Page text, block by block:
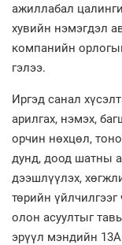
ажиллабал
хувийн нэмэгдэл
компанийн
гэлээ.
Иргэд санал
арилгах, нэмэх,
орчин нөхцөл,
дунд, доод шатны
дээшлүүлэх,
төрийн үйлчилгээг
олон асуултыг
эрүүл мэндийн 13А